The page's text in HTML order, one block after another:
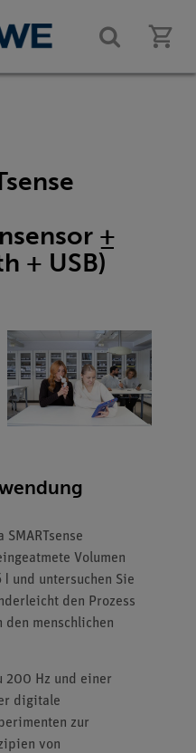
±
+ USB)
Volumen
und untersuchen Sie
den Prozess
den menschlichen
200 Hz und einer
digitale
zur
von